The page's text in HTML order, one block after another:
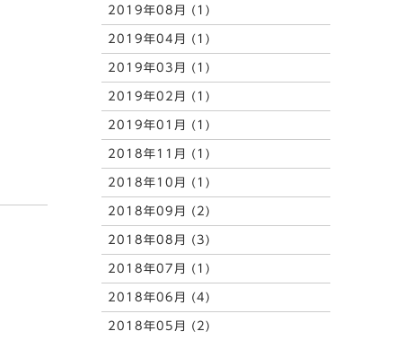
2019年08月 (1)
2019年04月 (1)
2019年03月 (1)
2019年02月 (1)
2019年01月 (1)
2018年11月 (1)
2018年10月 (1)
2018年09月 (2)
2018年08月 (3)
2018年07月 (1)
2018年06月 (4)
2018年05月 (2)